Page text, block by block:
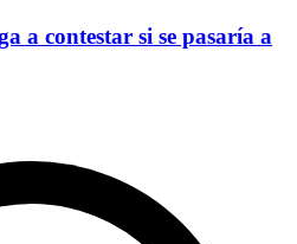
a contestar si se pasaría a